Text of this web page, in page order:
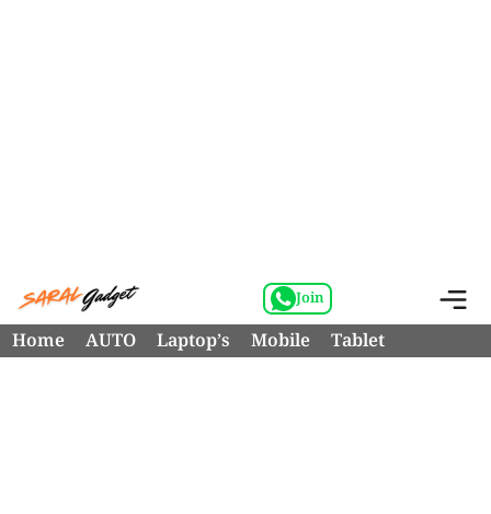
Skip
to
content
Join
Home AUTO Laptop’s Mobile Tablet